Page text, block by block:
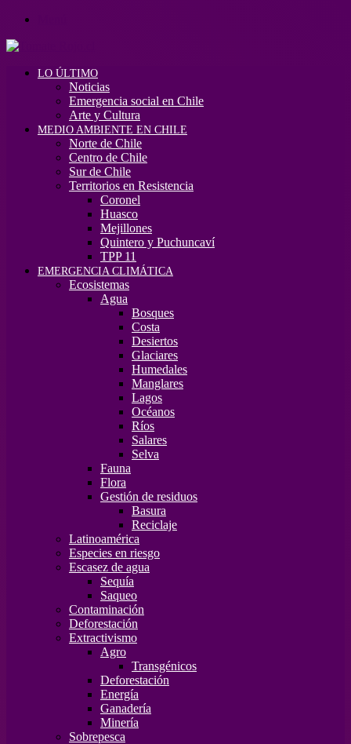
LO ÚLTIMO
Noticias
Emergencia social en Chile
Arte y Cultura
MEDIO AMBIENTE EN CHILE
Norte de Chile
Centro de Chile
Sur de Chile
Territorios en Resistencia
Coronel
Huasco
Mejillones
Quintero y Puchuncaví
TPP 11
EMERGENCIA CLIMÁTICA
Ecosistemas
Agua
Bosques
Costa
Desiertos
Glaciares
Humedales
Manglares
Lagos
Océanos
Ríos
Salares
Selva
Fauna
Flora
Gestión de residuos
Basura
Reciclaje
Latinoamérica
Especies en riesgo
Escasez de agua
Sequía
Saqueo
Contaminación
Deforestación
Extractivismo
Agro
Transgénicos
Deforestación
Energía
Ganadería
Minería
Sobrepesca